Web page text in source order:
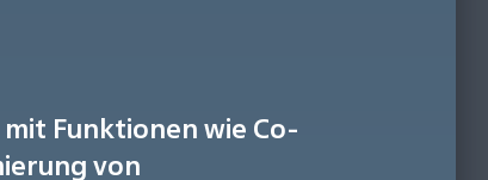
Funktionen wie Co-
von